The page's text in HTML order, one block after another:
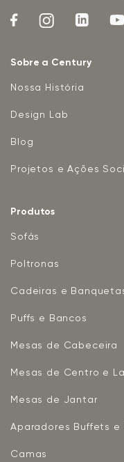
Sobre a Century
Nossa História
Design Lab
Blog
Projetos e Ações
Produtos
Sofás
Poltronas
Cadeiras e
Puffs e Bancos
Mesas de Cabeceira
Mesas de Centro e
Mesas de Jantar
Aparadores Buffets e
Camas